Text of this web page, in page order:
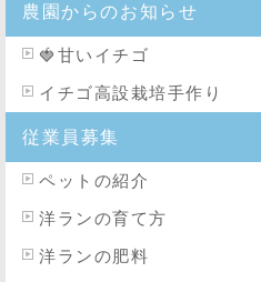
農園からのお知らせ
🍓 甘いイチゴ
イチゴ高設栽培手作り
従業員募集
ペットの紹介
洋ランの育て方
洋ランの肥料